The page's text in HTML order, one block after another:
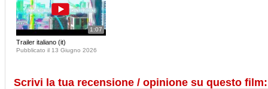
1:07
Trailer italiano (it)
Pubblicato il 13 Giugno 2026
Scrivi la tua recensione / opinione su questo